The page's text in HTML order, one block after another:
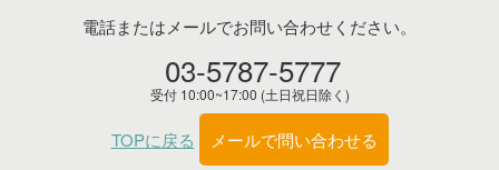
電話またはメールでお問い合わせください。
03-5787-5777
受付 10:00~17:00 (土日祝日除く)
TOPに戻る メールで問い合わせる